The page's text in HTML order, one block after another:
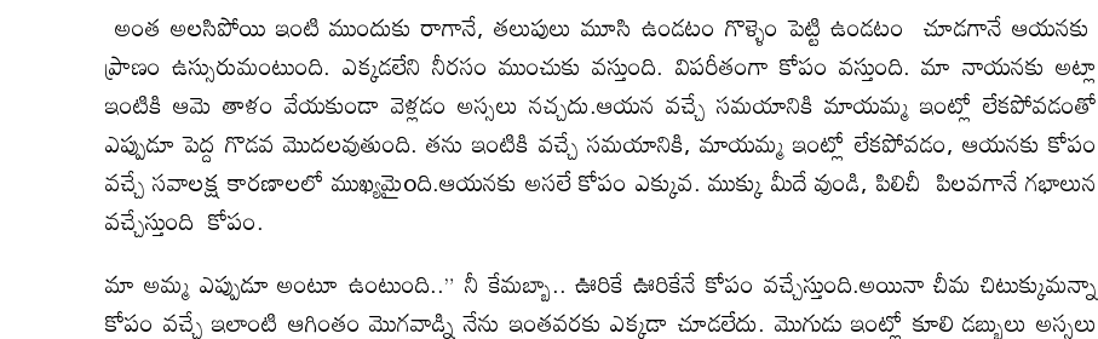
అంత అలసిపోయి ఇంటి ముందుకు రాగానే, తలుపులు మూసి ఉండటం గొళ్ళెం పెట్టి ఉండటం చూడగానే ఆయనకు
ప్రాణం ఉస్సురుమంటుంది. ఎక్కడలేని నీరసం ముంచుకు వస్తుంది. విపరీతంగా కోపం వస్తుంది. మా నాయనకు అట్లా
ఇంటికి ఆమె తాళం వేయకుండా వెళ్లడం అస్సలు నచ్చదు.ఆయన వచ్చే సమయానికి మాయమ్మ ఇంట్లో లేకపోవడంతో
ఎప్పుడూ పెద్ద గొడవ మొదలవుతుంది. తను ఇంటికి వచ్చే సమయానికి, మాయమ్మ ఇంట్లో లేకపోవడం, ఆయనకు కోపం
వచ్చే సవాలక్ష కారణాలలో ముఖ్యమైoది.ఆయనకు అసలే కోపం ఎక్కువ. ముక్కు మీదే వుండి, పిలిచీ పిలవగానే గభాలున
వచ్చేస్తుంది కోపం.
మా అమ్మ ఎప్పుడూ అంటూ ఉంటుంది..” నీ కేమబ్బా.. ఊరికే ఊరికేనే కోపం వచ్చేస్తుంది.అయినా చీమ చిటుక్కుమన్నా
కోపం వచ్చే ఇలాంటి ఆగింతం మొగవాడ్ని నేను ఇంతవరకు ఎక్కడా చూడలేదు. మొగుడు ఇంట్లో కూలి డబ్బులు అస్సలు